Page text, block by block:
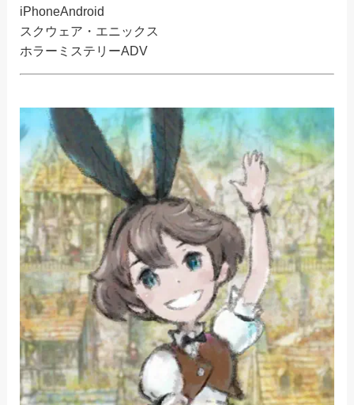
iPhoneAndroid
スクウェア・エニックス
ホラーミステリーADV